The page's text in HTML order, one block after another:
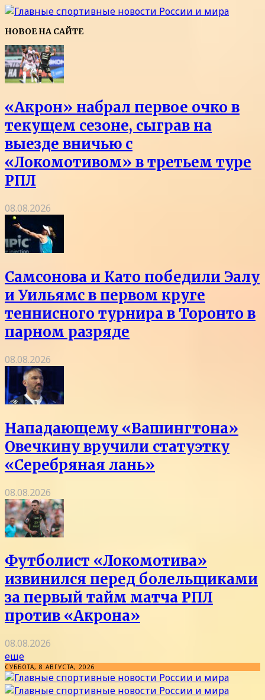
НОВОЕ НА САЙТЕ
«Акрон» набрал первое очко в
текущем сезоне, сыграв на
выезде вничью с
«Локомотивом» в третьем туре
РПЛ
08.08.2026
Самсонова и Като победили Эалу
и Уильямс в первом круге
теннисного турнира в Торонто в
парном разряде
08.08.2026
Нападающему «Вашингтона»
Овечкину вручили статуэтку
«Серебряная лань»
08.08.2026
Футболист «Локомотива»
извинился перед болельщиками
за первый тайм матча РПЛ
против «Акрона»
08.08.2026
еще
СУББОТА, 8 АВГУСТА, 2026